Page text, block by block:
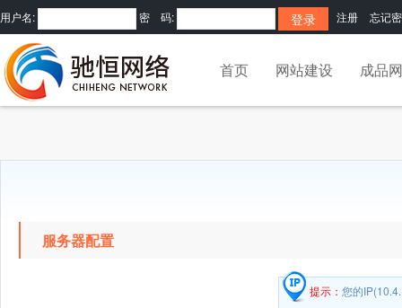
用户名: 密 码: 注册 忘记
首页 网站建设 成品
服务器配置
提示： 您的